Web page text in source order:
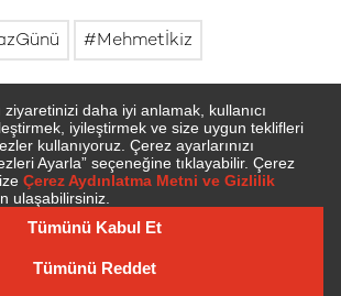
Mehmetİkiz